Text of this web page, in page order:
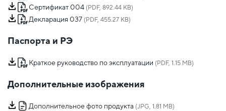
Сертификат 004 (PDF, 892.44 KB)
Декларация 037 (PDF, 455.27 KB)
Паспорта и РЭ
Краткое руководство по эксплуатации (PDF, 1.15 MB)
Дополнительные изображения
Дополнительное фото продукта (JPG, 1.81 MB)